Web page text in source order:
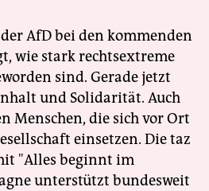
AfD bei den kommenden
wie stark rechtsextreme
sind. Gerade jetzt
und Solidarität. Auch
Menschen, die sich vor Ort
einsetzen. Die taz
"Alles beginnt im
unterstützt bundesweit